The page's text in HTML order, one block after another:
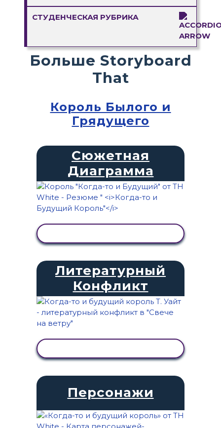
СТУДЕНЧЕСКАЯ РУБРИКА
Больше Storyboard
That
Король Былого и
Грядущего
Сюжетная
Диаграмма
Литературный
Конфликт
Персонажи